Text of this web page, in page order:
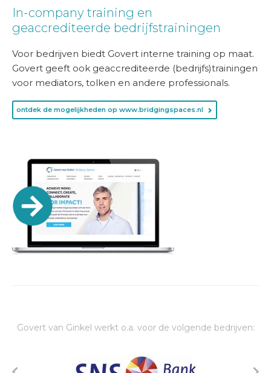
In-company training en
geaccrediteerde bedrijfstrainingen
Voor bedrijven biedt Govert interne training op maat.
Govert geeft ook geaccrediteerde (bedrijfs)trainingen
voor mediators, tolken en andere professionals.
ontdek de mogelijkheden op www.bridgingspaces.nl
Govert van Ginkel werkt o.a. voor de volgende bedrijven: